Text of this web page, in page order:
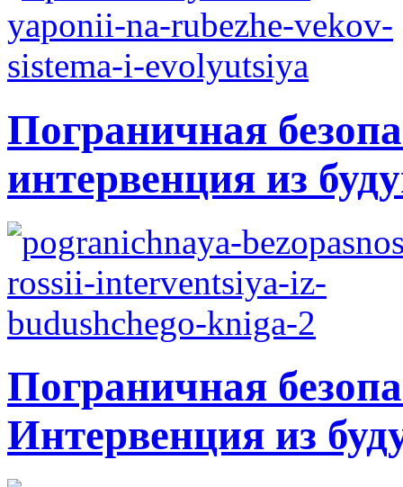
Пограничная
интервенция из
Пограничная
Интервенция из